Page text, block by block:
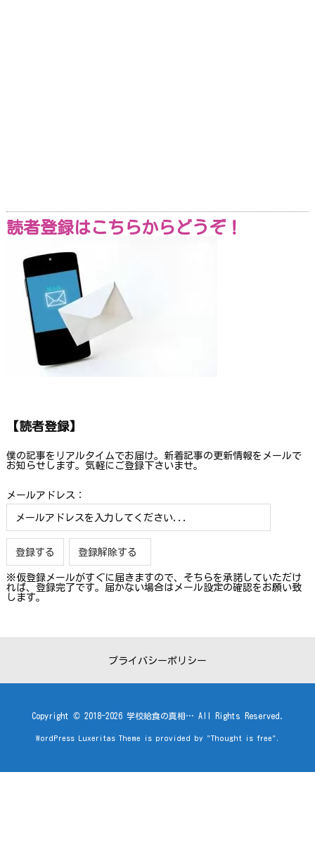
読者登録はこちらからどうぞ！
【読者登録】
僕の記事をリアルタイムでお届け。新着記事の更新情報をメールで
お知らせします。気軽にご登録下さいませ。
メールアドレス：
※仮登録メールがすぐに届きますので、そちらを承諾していただけ
れば、登録完了です。届かない場合はメール設定の確認をお願い致
します。
プライバシーポリシー
Copyright © 2018-2026 学校給食の真相… All Rights Reserved.
WordPress Luxeritas Theme is provided by "Thought is free".